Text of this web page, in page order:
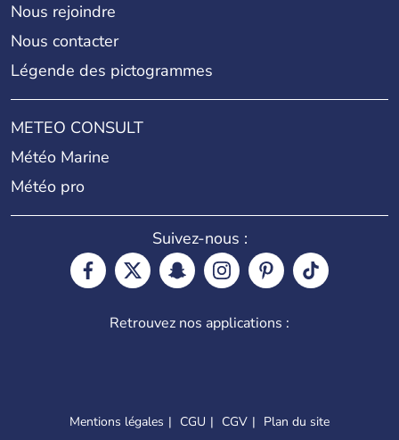
Nous rejoindre
Nous contacter
Légende des pictogrammes
METEO CONSULT
Météo Marine
Météo pro
Suivez-nous :
Retrouvez nos applications :
Mentions légales CGU CGV Plan du site